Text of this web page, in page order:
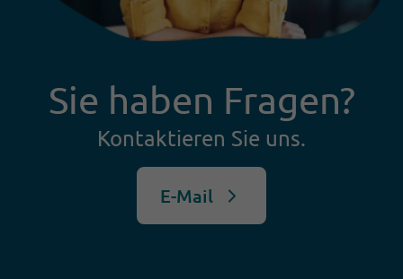
Sie haben Fragen?
Kontaktieren Sie uns.
E-Mail